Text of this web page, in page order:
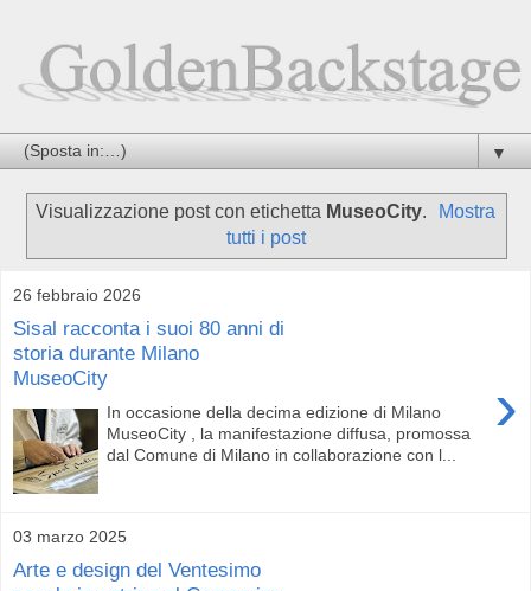
▼
Visualizzazione post con etichetta MuseoCity.
Mostra
tutti i post
26 febbraio 2026
Sisal racconta i suoi 80 anni di
storia durante Milano
MuseoCity
›
In occasione della decima edizione di Milano
MuseoCity , la manifestazione diffusa, promossa
dal Comune di Milano in collaborazione con l...
03 marzo 2025
Arte e design del Ventesimo